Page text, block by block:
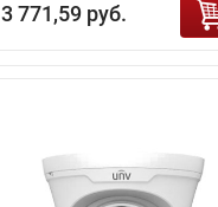
3 771,59 руб.